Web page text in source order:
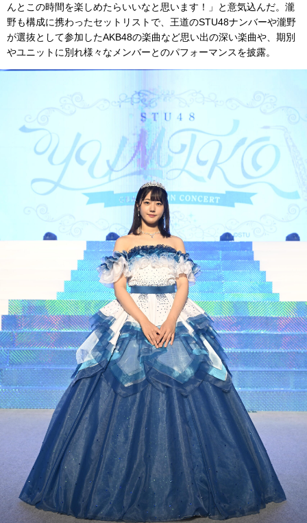
んとこの時間を楽しめたらいいなと思います！」と意気込んだ。瀧
野も構成に携わったセットリストで、王道のSTU48ナンバーや瀧野
が選抜として参加したAKB48の楽曲など思い出の深い楽曲や、期別
やユニットに別れ様々なメンバーとのパフォーマンスを披露。